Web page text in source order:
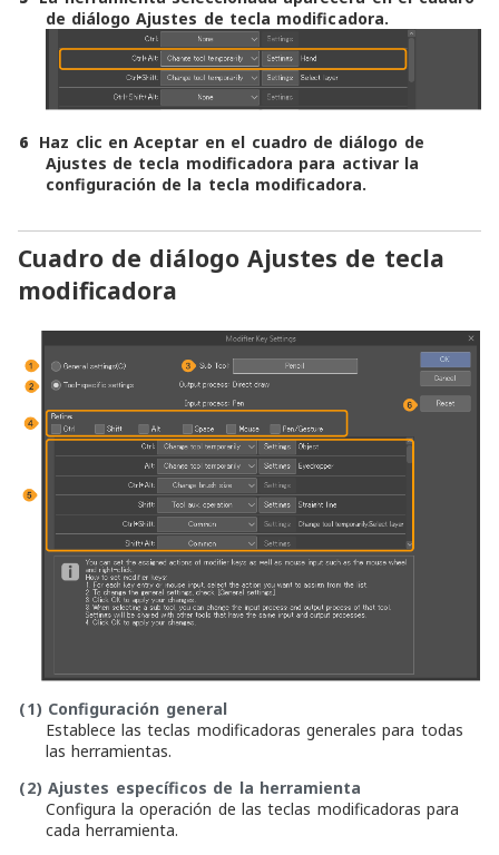
de diálogo Ajustes de tecla modificadora.
6 Haz clic en Aceptar en el cuadro de diálogo de
Ajustes de tecla modificadora para activar la
configuración de la tecla modificadora.
Cuadro de diálogo Ajustes de tecla
modificadora
(1) Configuración general
Establece las teclas modificadoras generales para todas
las herramientas.
(2) Ajustes específicos de la herramienta
Configura la operación de las teclas modificadoras para
cada herramienta.